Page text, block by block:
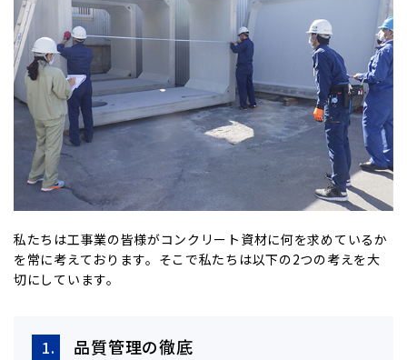
私たちは工事業の皆様がコンクリート資材に何を求めているか
を常に考えております。そこで私たちは以下の2つの考えを大
切にしています。
1. 品質管理の徹底